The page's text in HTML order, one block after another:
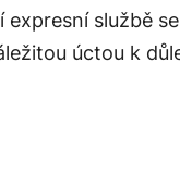
službě
úctou k